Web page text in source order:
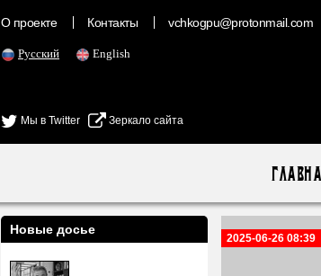
О проекте Контакты vchkogpu@protonmail.com
Русский English
Мы в Twitter Зеркало сайта
Новые досье
2025-06-26 08:39